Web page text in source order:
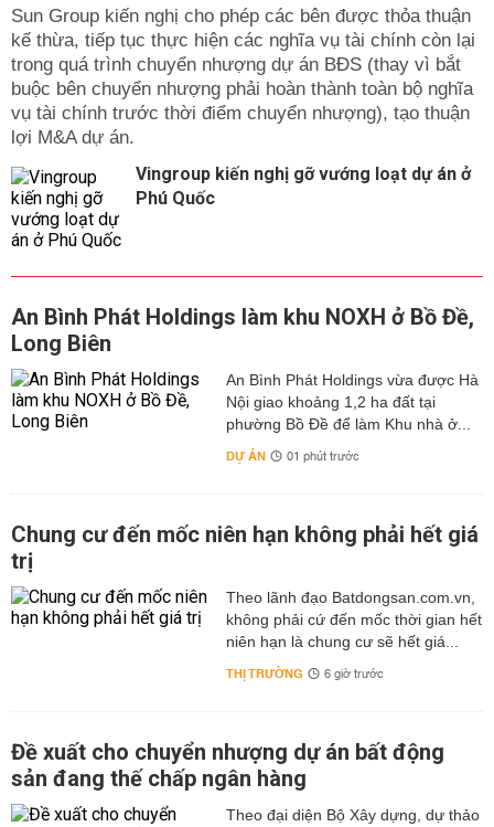
Sun Group kiến nghị cho phép các bên được thỏa thuận
kế thừa, tiếp tục thực hiện các nghĩa vụ tài chính còn lại
trong quá trình chuyển nhượng dự án BĐS (thay vì bắt
buộc bên chuyển nhượng phải hoàn thành toàn bộ nghĩa
vụ tài chính trước thời điểm chuyển nhượng), tạo thuận
lợi M&A dự án.
Vingroup kiến nghị gỡ vướng loạt dự án ở
Phú Quốc
An Bình Phát Holdings làm khu NOXH ở Bồ Đề,
Long Biên
An Bình Phát Holdings vừa được Hà
Nội giao khoảng 1,2 ha đất tại
phường Bồ Đề để làm Khu nhà ở...
DỰ ÁN 01 phút trước
Chung cư đến mốc niên hạn không phải hết giá
trị
Theo lãnh đạo Batdongsan.com.vn,
không phải cứ đến mốc thời gian hết
niên hạn là chung cư sẽ hết giá...
THỊ TRƯỜNG 6 giờ trước
Đề xuất cho chuyển nhượng dự án bất động
sản đang thế chấp ngân hàng
Theo đại diện Bộ Xây dựng, dự thảo